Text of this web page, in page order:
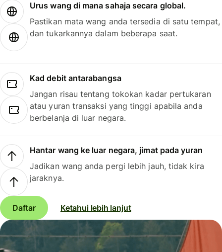
Urus wang di mana sahaja secara global.
Pastikan mata wang anda tersedia di satu tempat,
dan tukarkannya dalam beberapa saat.
Kad debit antarabangsa
Jangan risau tentang tokokan kadar pertukaran
atau yuran transaksi yang tinggi apabila anda
berbelanja di luar negara.
Hantar wang ke luar negara, jimat pada yuran
Jadikan wang anda pergi lebih jauh, tidak kira
jaraknya.
Daftar Ketahui lebih lanjut